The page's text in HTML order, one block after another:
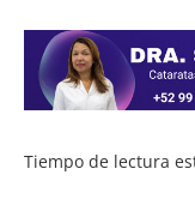
Tiempo de lectura